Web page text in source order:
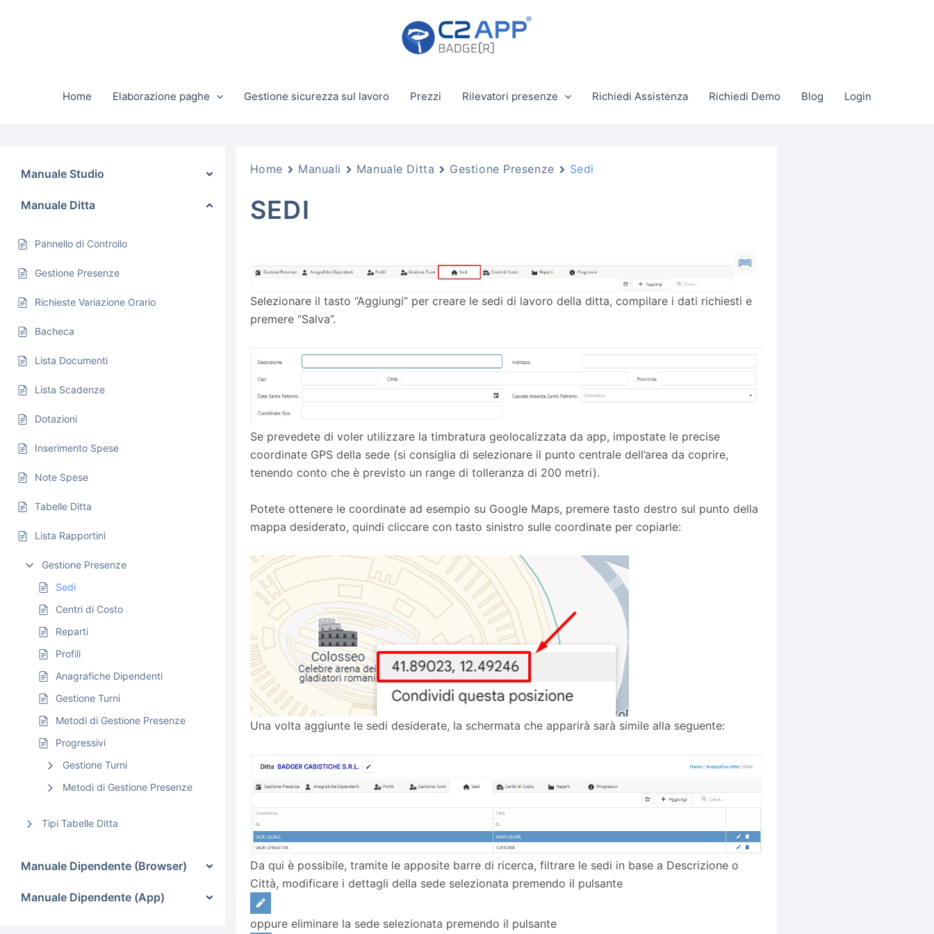
Home Elaborazione paghe Gestione sicurezza sul lavoro Prezzi Rilevatori presenze Richiedi Assistenza Richiedi Demo Blog Login
Manuale Studio
Manuale Ditta
Pannello di Controllo
Gestione Presenze
Richieste Variazione Orario
Bacheca
Lista Documenti
Lista Scadenze
Dotazioni
Inserimento Spese
Note Spese
Tabelle Ditta
Lista Rapportini
Gestione Presenze
Sedi
Centri di Costo
Reparti
Profili
Anagrafiche Dipendenti
Gestione Turni
Metodi di Gestione Presenze
Progressivi
Gestione Turni
Metodi di Gestione Presenze
Tipi Tabelle Ditta
Manuale Dipendente (Browser)
Manuale Dipendente (App)
Home Manuali Manuale Ditta Gestione Presenze Sedi
SEDI
Selezionare il tasto “Aggiungi” per creare le sedi di lavoro della ditta, compilare i dati richiesti e
premere “Salva”.
Se prevedete di voler utilizzare la timbratura geolocalizzata da app, impostate le precise
coordinate GPS della sede (si consiglia di selezionare il punto centrale dell’area da coprire,
tenendo conto che è previsto un range di tolleranza di 200 metri).
Potete ottenere le coordinate ad esempio su Google Maps, premere tasto destro sul punto della
mappa desiderato, quindi cliccare con tasto sinistro sulle coordinate per copiarle:
Una volta aggiunte le sedi desiderate, la schermata che apparirà sarà simile alla seguente:
Da qui è possibile, tramite le apposite barre di ricerca, filtrare le sedi in base a Descrizione o
Città, modificare i dettagli della sede selezionata premendo il pulsante
oppure eliminare la sede selezionata premendo il pulsante